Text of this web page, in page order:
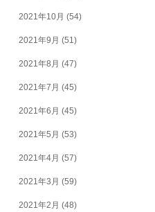
2021年10月 (54)
2021年9月 (51)
2021年8月 (47)
2021年7月 (45)
2021年6月 (45)
2021年5月 (53)
2021年4月 (57)
2021年3月 (59)
2021年2月 (48)